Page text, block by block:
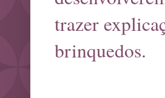
trazer
brinquedos.